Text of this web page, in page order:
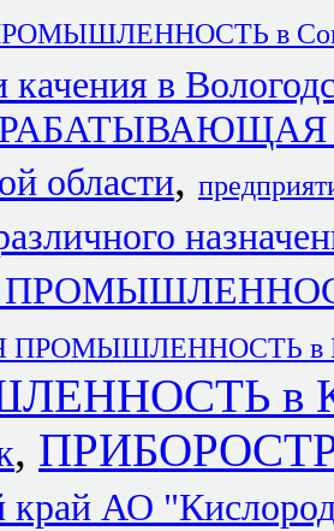
в
в
области,
в
в
,
край АО